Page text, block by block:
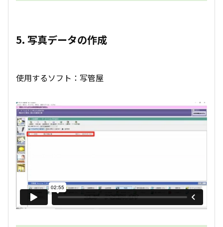
5. 写真データの作成
使用するソフト：写管屋